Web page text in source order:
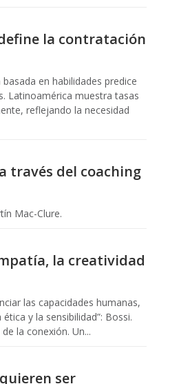
la contratación
en habilidades predice
Latinoamérica muestra tasas
reflejando la necesidad
través del coaching
Mac-Clure.
la creatividad
las capacidades humanas,
y la sensibilidad”: Bossi.
la conexión. Un...
ser